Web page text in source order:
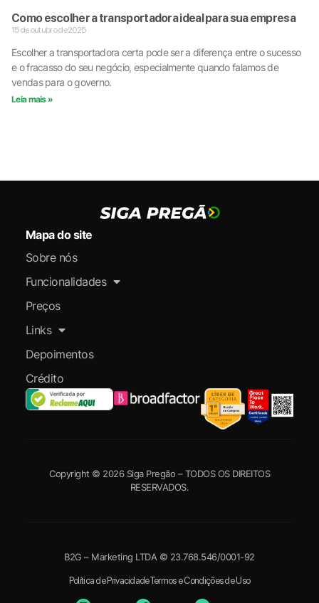
Como escolher a transportadora ideal para sua empresa
15 de outubro de 2025
Escolher a transportadora certa pode ser a diferença entre o sucesso
e o fracasso do seu negócio, especialmente quando falamos de
vendas para o governo.
Leia mais »
Mapa do site
Sobre nós
Funcionalidades
Preços
Links
Depoimentos
Crédito
Copyright © 2026 Siga Pregão – TODOS OS DIREITOS
RESERVADOS.
B2G – Marketing LTDA © 23.768.546/0001-92
Política de PrivacidadeTermos e Condições de Uso